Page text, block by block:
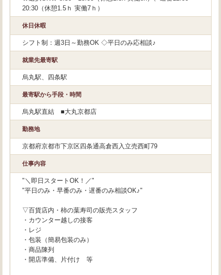
20:30（休憩1.5ｈ 実働7ｈ）
休日休暇
シフト制：週3日～勤務OK ◇平日のみ応相談♪
就業先最寄駅
烏丸駅、四条駅
最寄駅から手段・時間
烏丸駅直結 ■大丸京都店
勤務地
京都府京都市下京区四条通高倉西入立売西町79
仕事内容
"＼即日スタートOK！／"
"平日のみ・早番のみ・遅番のみ相談OK♪"
▽百貨店内・柿の葉寿司の販売スタッフ
・カウンター越しの接客
・レジ
・包装（簡易包装のみ）
・商品陳列
・開店準備、片付け 等